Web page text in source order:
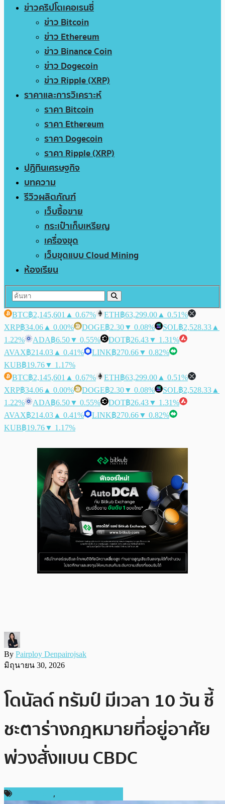
ข่าวคริปโตเคอเรนซี่
ข่าว Bitcoin
ข่าว Ethereum
ข่าว Binance Coin
ข่าว Dogecoin
ข่าว Ripple (XRP)
ราคาและการวิเคราะห์
ราคา Bitcoin
ราคา Ethereum
ราคา Dogecoin
ราคา Ripple (XRP)
ปฏิทินเศรษฐกิจ
บทความ
รีวิวผลิตภัณฑ์
เว็บซื้อขาย
กระเป๋าเก็บเหรียญ
เครื่องขุด
เว็บขุดแบบ Cloud Mining
ห้องเรียน
BTC฿2,145,601 ▲ 0.67% ETH฿63,299.00 ▲ 0.51%
XRP฿34.06 ▲ 0.00% DOGE฿2.30▼ 0.08% SOL฿2,528.33 ▲
1.22%
ADA฿6.50▼ 0.55% DOT฿26.43▼ 1.31%
AVAX฿214.03 ▲ 0.41% LINK฿270.66▼ 0.82%
KUB฿19.76▼ 1.17%
BTC฿2,145,601 ▲ 0.67% ETH฿63,299.00 ▲ 0.51%
XRP฿34.06 ▲ 0.00% DOGE฿2.30▼ 0.08% SOL฿2,528.33 ▲
1.22%
ADA฿6.50▼ 0.55% DOT฿26.43▼ 1.31%
AVAX฿214.03 ▲ 0.41% LINK฿270.66▼ 0.82%
KUB฿19.76▼ 1.17%
By Pairploy Denpairojsak
มิถุนายน 30, 2026
โดนัลด์ ทรัมป์ มีเวลา 10 วัน ชี้
ชะตาร่างกฎหมายที่อยู่อาศัย
พ่วงสั่งแบน CBDC
,